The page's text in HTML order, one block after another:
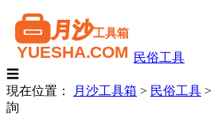
民俗工具
☰
現在位置：
月沙工具箱 > 民俗工具 >
詢